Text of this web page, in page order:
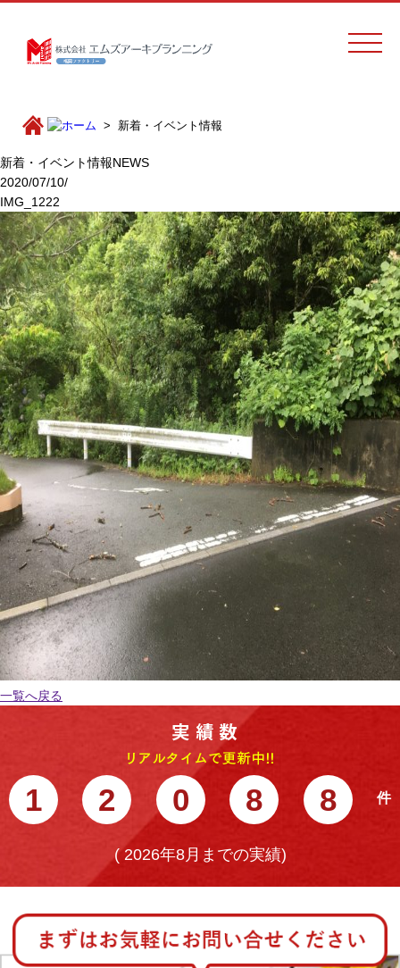
新着・イベント情報
新着・イベント情報NEWS
2020/07/10/
IMG_1222
一覧へ戻る
1 2 0 8 8
(2026年8月までの実績)